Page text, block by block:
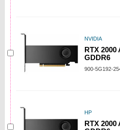
NVIDIA
RTX 2000
GDDR6
900-5G192-
HP
RTX 2000